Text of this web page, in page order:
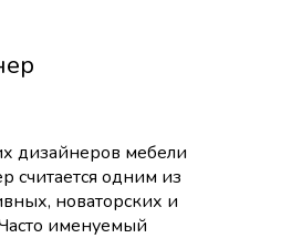
дизайнеров мебели
считается одним из
новаторских и
именуемый